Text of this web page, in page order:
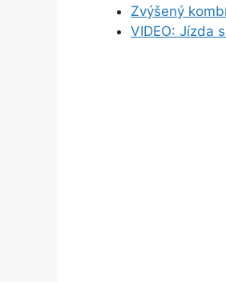
Zvýšený
VIDEO: Jízda